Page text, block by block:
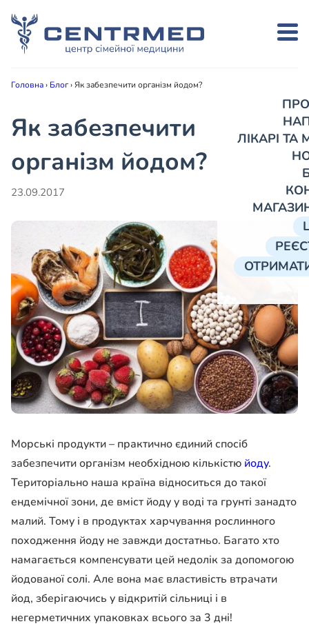
ЛІКАРІ
Головна› Блог›Як забезпечити організм йодом?
Як забезпечити
організм йодом?
23.09.2017
Морські продукти – практично єдиний спосіб
забезпечити організм необхідною кількістю йоду.
Територіально наша країна відноситься до такої
ендемічної зони, де вміст йоду у воді та грунті занадто
малий. Тому і в продуктах харчування рослинного
походження йоду не завжди достатньо. Багато хто
намагається компенсувати цей недолік за допомогою
йодованої солі. Але вона має властивість втрачати
йод, зберігаючись у відкритій сільниці і в
негерметичних упаковках всього за 3 дні!